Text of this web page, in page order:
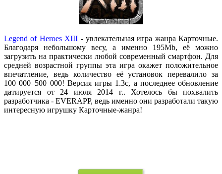
Legend of Heroes XIII - увлекательная игра жанра Карточные.
Благодаря небольшому весу, а именно 195Mb, её можно
загрузить на практически любой современный смартфон. Для
средней возрастной группы эта игра окажет положительное
впечатление, ведь количество её установок перевалило за
100 000–500 000! Версия игры 1.3c, а последнее обновление
датируется от 24 июля 2014 г.. Хотелось бы похвалить
разработчика - EVERAPP, ведь именно они разработали такую
интересную игрушку Карточные-жанра!